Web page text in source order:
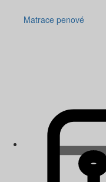
Matrace penové